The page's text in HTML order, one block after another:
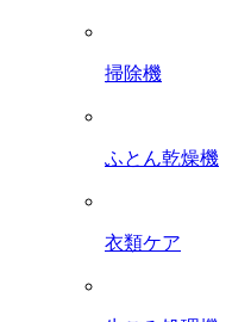
掃除機
ふとん乾燥機
衣類ケア